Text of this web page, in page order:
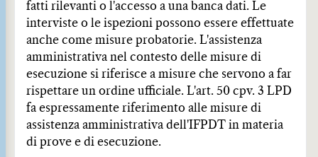
fatti rilevanti o l'accesso a una banca dati. Le
interviste o le ispezioni possono essere effettuate
anche come misure probatorie. L'assistenza
amministrativa nel contesto delle misure di
esecuzione si riferisce a misure che servono a far
rispettare un ordine ufficiale. L'art. 50 cpv. 3 LPD
fa espressamente riferimento alle misure di
assistenza amministrativa dell'IFPDT in materia
di prove e di esecuzione.